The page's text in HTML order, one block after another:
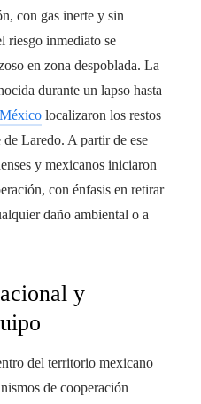
con gas inerte y sin
riesgo inmediato se
en zona despoblada. La
durante un lapso hasta
localizaron los restos
de Laredo. A partir de ese
y mexicanos iniciaron
con énfasis en retirar
daño ambiental o a
y
del territorio mexicano
de cooperación